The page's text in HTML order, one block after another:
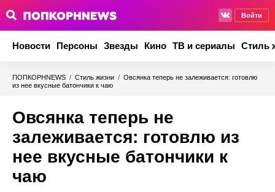
Войти
Новости Персоны Звезды Кино ТВ и сериалы Стиль
ПОПКОРНNEWS / Стиль жизни / Овсянка теперь не залеживается: готовлю
из нее вкусные батончики к чаю
Овсянка теперь не
залеживается: готовлю из
нее вкусные батончики к
чаю